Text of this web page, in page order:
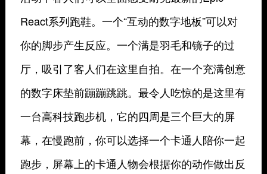
React系列跑鞋。一个“互动的数字地板”可以对
你的脚步产生反应。一个满是羽毛和镜子的过
厅，吸引了客人们在这里自拍。在一个充满创意
的数字床垫前蹦蹦跳跳。最令人吃惊的是这里有
一台高科技跑步机，它的四周是三个巨大的屏
幕，在慢跑前，你可以选择一个卡通人陪你一起
跑步，屏幕上的卡通人物会根据你的动作做出反